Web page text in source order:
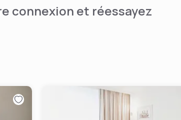
connexion et réessayez